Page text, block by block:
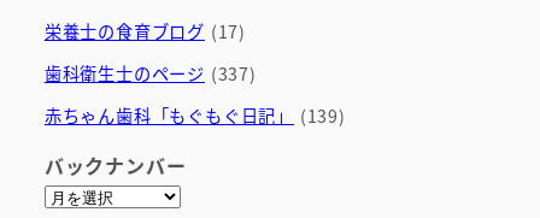
栄養士の食育ブログ (17)
歯科衛生士のページ (337)
赤ちゃん歯科「もぐもぐ日記」
(139)
バックナンバー
ア